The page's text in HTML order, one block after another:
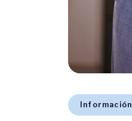
Información